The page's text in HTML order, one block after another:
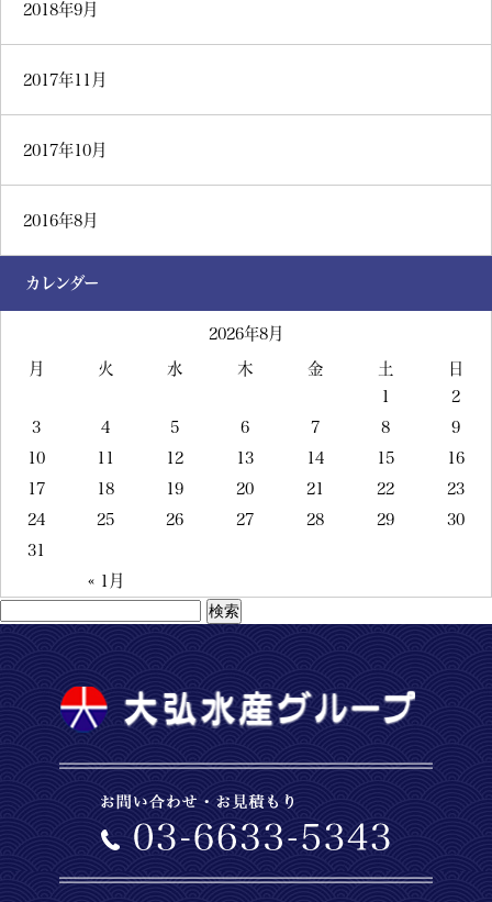
2018年9月
2017年11月
2017年10月
2016年8月
カレンダー
2026年8月
月 火 水 木 金 土 日
« 1月
1
2
3
4 5 6 7 8
9
10
11 12 13 14 15
16
17
18 19 20 21 22
23
24
25 26 27 28 29
30
31